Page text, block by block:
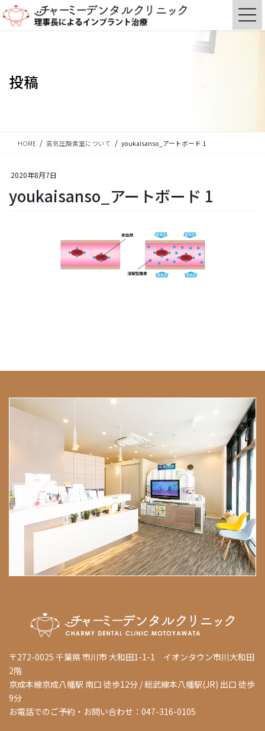
ン
ビ
投稿
HOME 高気圧酸素室について youkaisanso_アートボード 1
2020年8月7日
youkaisanso_アートボード 1
〒272-0025 千葉県 市川市 大和田1-1-1 イオンタウン市川大和田
2階
京成本線京成八幡駅 南口 徒歩12分 / 総武線本八幡駅(JR) 出口 徒歩
9分
お電話でのご予約・お問い合わせ：047-316-0105